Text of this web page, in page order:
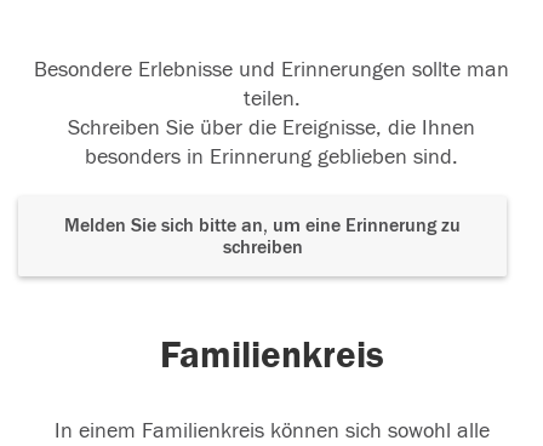
Besondere Erlebnisse und Erinnerungen sollte man
teilen.
Schreiben Sie über die Ereignisse, die Ihnen
besonders in Erinnerung geblieben sind.
Melden Sie sich bitte an, um eine Erinnerung zu
schreiben
Familienkreis
In einem Familienkreis können sich sowohl alle